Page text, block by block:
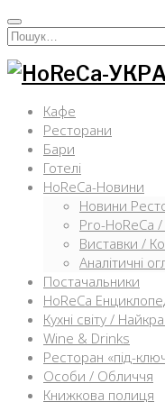
Перейти
кИскать:
Кафе
Ресторани
Бари
Готелі
HoReCa-Новини
Новини
Pro-HoReCa /
Виставки /
Аналітичні
Постачальники
HoReCa
Кухні світу /
Wine & Drinks
Ресторан «під-
Особи / Обличчя
Книжкова полиця